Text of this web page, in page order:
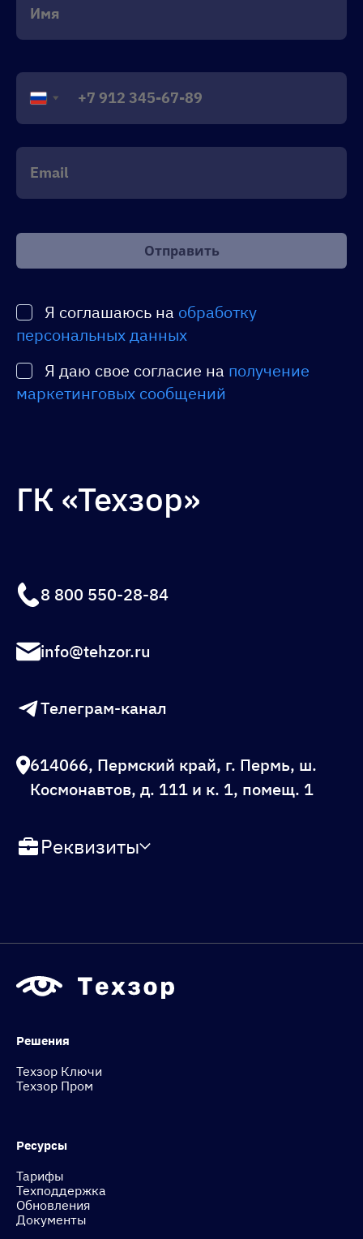
ГК «Техзор»
8 800 550-28-84
info@tehzor.ru
Телеграм-канал
614066, Пермский край, г. Пермь, ш.
Космонавтов, д. 111 и к. 1, помещ. 1
Реквизиты
Russia
это
пустым.
Я соглашаюсь на обработку
персональных данных
Я даю свое согласие на получение
маркетинговых сообщений
Решения
Техзор Ключи
Техзор Пром
Ресурсы
Тарифы
Техподдержка
Обновления
Документы